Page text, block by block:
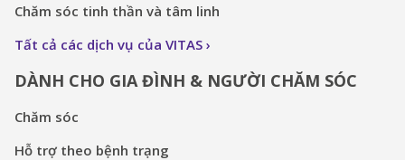
Chăm sóc tinh thần và tâm linh
Tất cả các dịch vụ của VITAS
DÀNH CHO GIA ĐÌNH & NGƯỜI CHĂM SÓC
Chăm sóc
Hỗ trợ theo bệnh trạng